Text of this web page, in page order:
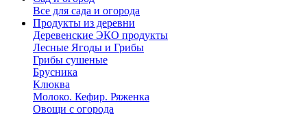
Все для сада и огорода
Продукты из деревни
Деревенские ЭКО продукты
Лесные Ягоды и Грибы
Грибы сушеные
Брусника
Клюква
Молоко. Кефир. Ряженка
Овощи с огорода